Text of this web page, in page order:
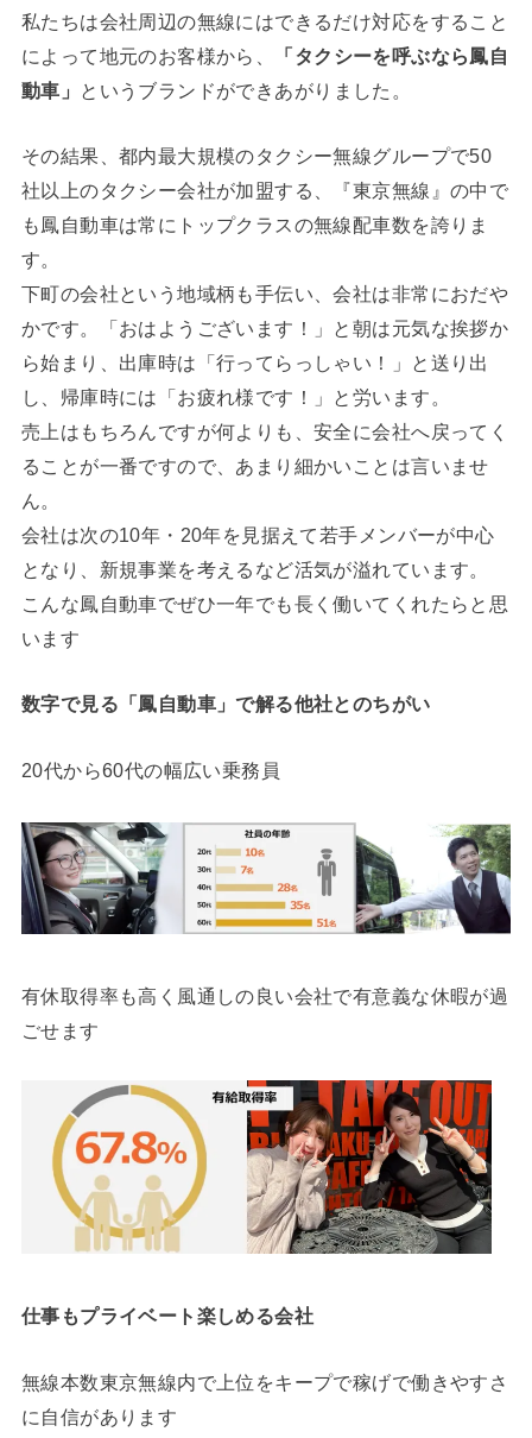
私たちは会社周辺の無線にはできるだけ対応をすること
によって地元のお客様から、
「タクシーを呼ぶなら鳳自
動車」
というブランドができあがりました。
その結果、都内最大規模のタクシー無線グループで50
社以上のタクシー会社が加盟する、『東京無線』の中で
も鳳自動車は常にトップクラスの無線配車数を誇りま
す。
下町の会社という地域柄も手伝い、会社は非常におだや
かです。「おはようございます！」と朝は元気な挨拶か
ら始まり、出庫時は「行ってらっしゃい！」と送り出
し、帰庫時には「お疲れ様です！」と労います。
売上はもちろんですが何よりも、安全に会社へ戻ってく
ることが一番ですので、あまり細かいことは言いませ
ん。
会社は次の10年・20年を見据えて若手メンバーが中心
となり、新規事業を考えるなど活気が溢れています。
こんな鳳自動車でぜひ一年でも長く働いてくれたらと思
います
数字で見る「鳳自動車」で解る他社とのちがい
20代から60代の幅広い乗務員
有休取得率も高く風通しの良い会社で有意義な休暇が過
ごせます
仕事もプライベート楽しめる会社
無線本数東京無線内で上位をキープで稼げで働きやすさ
に自信があります